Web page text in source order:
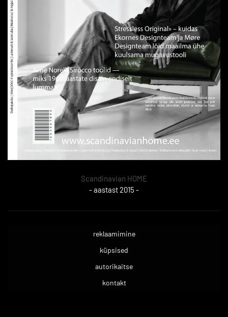
Scandinavian HOME
- aastast 2015 -
reklaamimine
küpsised
autorikaitse
kontakt